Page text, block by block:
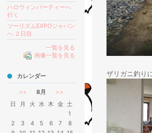
ザリガニ釣り
ハロウィンパーティーへ
行く
ツーリズムEXPOジャパン
へ ２日目
一覧を見る
画像一覧を見る
カレンダー
<< 8月
>>
日
月 火 水 木 金 土
1
2
3 4 5 6 7
8